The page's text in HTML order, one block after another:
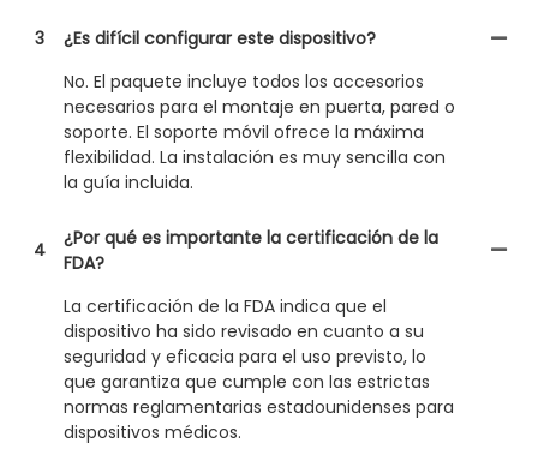
3
¿Es difícil configurar este dispositivo?
No. El paquete incluye todos los accesorios
necesarios para el montaje en puerta, pared o
soporte. El soporte móvil ofrece la máxima
flexibilidad. La instalación es muy sencilla con
la guía incluida.
4
¿Por qué es importante la certificación de la
FDA?
La certificación de la FDA indica que el
dispositivo ha sido revisado en cuanto a su
seguridad y eficacia para el uso previsto, lo
que garantiza que cumple con las estrictas
normas reglamentarias estadounidenses para
dispositivos médicos.